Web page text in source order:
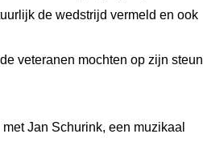
de wedstrijd vermeld en ook
veteranen mochten op zijn steun
Jan Schurink, een muzikaal